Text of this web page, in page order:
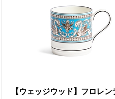
【ウェッジウッド】フロレン